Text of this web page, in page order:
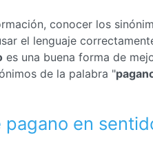
conocer los
el lenguaje
es una buena forma de
de la palabra "
pagano en